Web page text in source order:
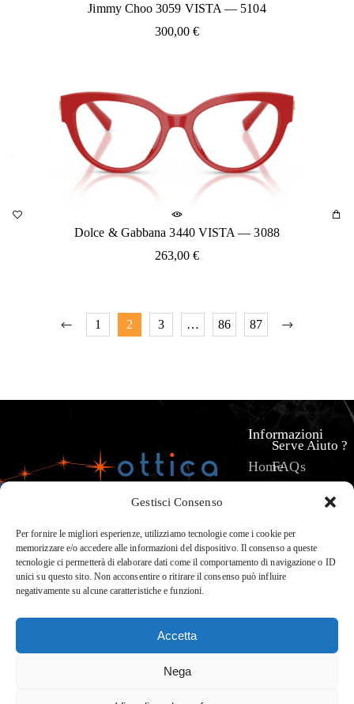
Gestisci Consenso
Per fornire le migliori esperienze, utilizziamo tecnologie come i cookie per
memorizzare e/o accedere alle informazioni del dispositivo. Il consenso a queste
tecnologie ci permetterà di elaborare dati come il comportamento di navigazione o ID
unici su questo sito. Non acconsentire o ritirare il consenso può influire
negativamente su alcune caratteristiche e funzioni.
Accetta
Nega
Jimmy Choo 3059 VISTA — 5104
300,00€
Dolce & Gabbana 3440 VISTA — 3088
263,00€
1 2 3 … 86 87
Informazioni
Home
Chi
siamo
?
Serve Aiuto ?
FAQs
La mia
Termini e
Privacy &